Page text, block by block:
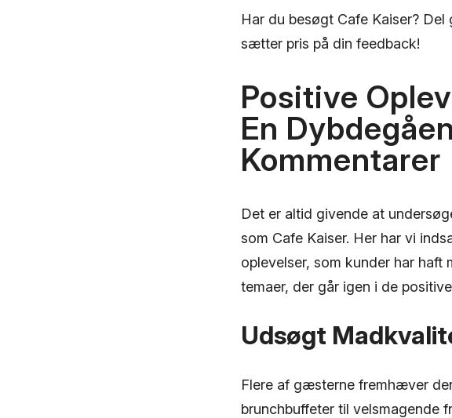
Har du besøgt Cafe Kaiser?
sætter pris på din feedback!
Positive
En
Kommentarer
Det er altid givende at
som Cafe Kaiser. Her har vi
oplevelser, som kunder har
temaer, der går igen i de
Udsøgt
Flere af gæsterne fremhæver
brunchbuffeter til velsmagende